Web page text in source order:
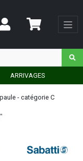
ARRIVAGES
- catégorie C